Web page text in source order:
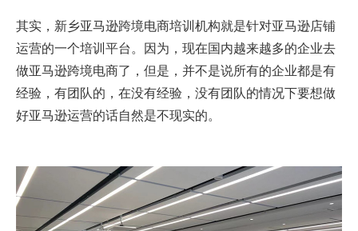
其实，新乡亚马逊跨境电商培训机构就是针对亚马逊店铺
运营的一个培训平台。因为，现在国内越来越多的企业去
做亚马逊跨境电商了，但是，并不是说所有的企业都是有
经验，有团队的，在没有经验，没有团队的情况下要想做
好亚马逊运营的话自然是不现实的。